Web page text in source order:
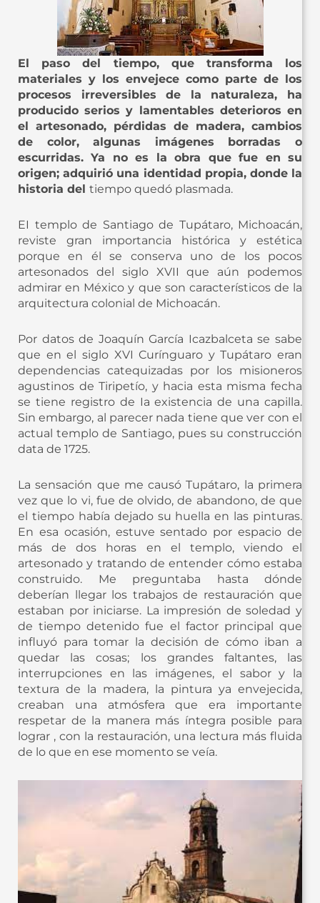
El paso del tiempo, que transforma los
materiales y los envejece como parte de los
procesos irreversibles de la naturaleza, ha
producido serios y lamentables deterioros en
el artesonado, pérdidas de madera, cambios
de color, algunas imágenes borradas o
escurridas. Ya no es la obra que fue en su
origen; adquirió una identidad propia, donde la
historia del tiempo quedó plasmada.
EI templo de Santiago de Tupátaro, Michoacán,
reviste gran importancia histórica y estética
porque en él se conserva uno de los pocos
artesonados del siglo XVII que aún podemos
admirar en México y que son característicos de la
arquitectura colonial de Michoacán.
Por datos de Joaquín García Icazbalceta se sabe
que en el siglo XVI Curínguaro y Tupátaro eran
dependencias catequizadas por los misioneros
agustinos de Tiripetío, y hacia esta misma fecha
se tiene registro de Ia existencia de una capilla.
Sin embargo, al parecer nada tiene que ver con el
actual templo de Santiago, pues su construcción
data de 1725.
La sensación que me causó Tupátaro, la primera
vez que lo vi, fue de olvido, de abandono, de que
el tiempo había dejado su huella en las pinturas.
En esa ocasión, estuve sentado por espacio de
más de dos horas en el templo, viendo el
artesonado y tratando de entender cómo estaba
construido. Me preguntaba hasta dónde
deberían llegar los trabajos de restauración que
estaban por iniciarse. La impresión de soledad y
de tiempo detenido fue el factor principal que
influyó para tomar la decisión de cómo iban a
quedar las cosas; los grandes faltantes, las
interrupciones en las imágenes, el sabor y la
textura de la madera, la pintura ya envejecida,
creaban una atmósfera que era importante
respetar de la manera más íntegra posible para
lograr , con la restauración, una lectura más fluida
de lo que en ese momento se veía.